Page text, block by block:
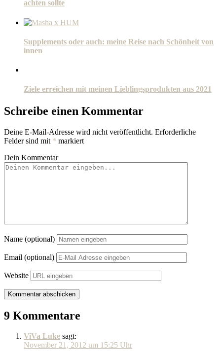
achten sollte
Supplements oder auch: meine Reise nach Schönheit von
innen
Ziele erreichen mit meinen Lieblingsprodukten aus 2021
Schreibe einen Kommentar
Deine E-Mail-Adresse wird nicht veröffentlicht. Erforderliche
Felder sind mit * markiert
Dein Kommentar
Name (optional)
Email (optional)
Website
9 Kommentare
ViVa Luke sagt:
November 21, 2012 um 15:25 Uhr